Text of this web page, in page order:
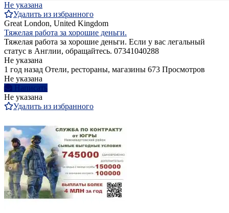
Не указана
Удалить из избранного
Great London, United Kingdom
Тяжелая работа за хорошие деньги.
Тяжелая работа за хорошие деньги. Если у вас легальный
статус в Англии, обращайтесь. 07341040288
Не указана
1 год назад Отели, рестораны, магазины 673 Просмотров
Не указана
Написать
Не указана
Удалить из избранного